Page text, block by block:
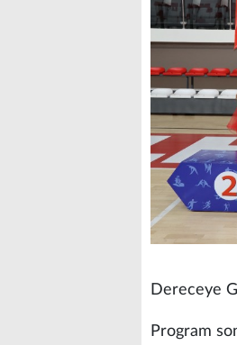
Dereceye
Program